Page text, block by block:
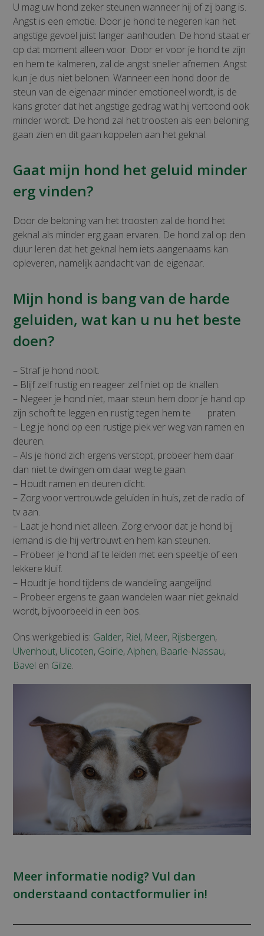
U mag uw hond zeker steunen wanneer hij of zij bang is.
Angst is een emotie. Door je hond te negeren kan het
angstige gevoel juist langer aanhouden. De hond staat er
op dat moment alleen voor. Door er voor je hond te zijn
en hem te kalmeren, zal de angst sneller afnemen. Angst
kun je dus niet belonen. Wanneer een hond door de
steun van de eigenaar minder emotioneel wordt, is de
kans groter dat het angstige gedrag wat hij vertoond ook
minder wordt. De hond zal het troosten als een beloning
gaan zien en dit gaan koppelen aan het geknal.
Gaat mijn hond het geluid minder
erg vinden?
Door de beloning van het troosten zal de hond het
geknal als minder erg gaan ervaren. De hond zal op den
duur leren dat het geknal hem iets aangenaams kan
opleveren, namelijk aandacht van de eigenaar.
Mijn hond is bang van de harde
geluiden, wat kan u nu het beste
doen?
– Straf je hond nooit.
– Blijf zelf rustig en reageer zelf niet op de knallen.
– Negeer je hond niet, maar steun hem door je hand op
zijn schoft te leggen en rustig tegen hem te praten.
– Leg je hond op een rustige plek ver weg van ramen en
deuren.
– Als je hond zich ergens verstopt, probeer hem daar
dan niet te dwingen om daar weg te gaan.
– Houdt ramen en deuren dicht.
– Zorg voor vertrouwde geluiden in huis, zet de radio of
tv aan.
– Laat je hond niet alleen. Zorg ervoor dat je hond bij
iemand is die hij vertrouwt en hem kan steunen.
– Probeer je hond af te leiden met een speeltje of een
lekkere kluif.
– Houdt je hond tijdens de wandeling aangelijnd.
– Probeer ergens te gaan wandelen waar niet geknald
wordt, bijvoorbeeld in een bos.
Ons werkgebied is: Galder, Riel, Meer, Rijsbergen,
Ulvenhout, Ulicoten, Goirle,Alphen, Baarle-Nassau,
Bavel en Gilze.
Meer informatie nodig? Vul dan
onderstaand contactformulier in!